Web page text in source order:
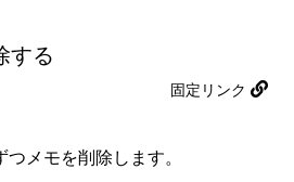
する
固定リンク
メモを削除します。